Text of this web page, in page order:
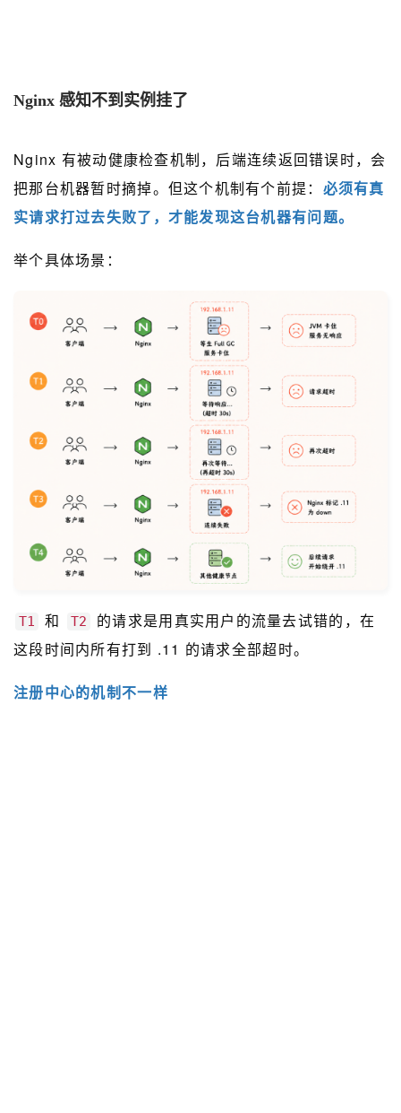
Nginx 感知不到实例挂了
Nginx 有被动健康检查机制，后端连续返回错误时，会
把那台机器暂时摘掉。但这个机制有个前提： 必须有真
实请求打过去失败了，才能发现这台机器有问题。
举个具体场景：
T1 和 T2
的请求是用真实用户的流量去试错的，在
这段时间内所有打到 .11 的请求全部超时。
注册中心的机制不一样